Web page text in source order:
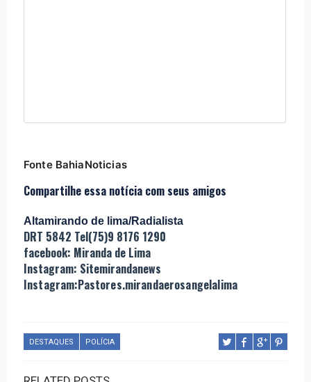
Fonte BahiaNoticias
Compartilhe essa notícia com seus amigos
Altamirando de lima/Radialista
DRT 5842 Tel(75)9 8176 1290
facebook: Miranda de Lima
Instagram: Sitemirandanews
Instagram:Pastores.mirandaerosangelalima
DESTAQUES POLÍCIA